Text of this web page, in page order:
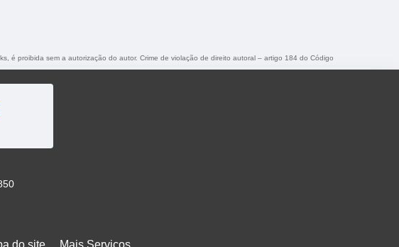
é proibida sem a autorização do autor. Crime de violação de direito autoral – artigo 184 do Código
do site Mais Serviços